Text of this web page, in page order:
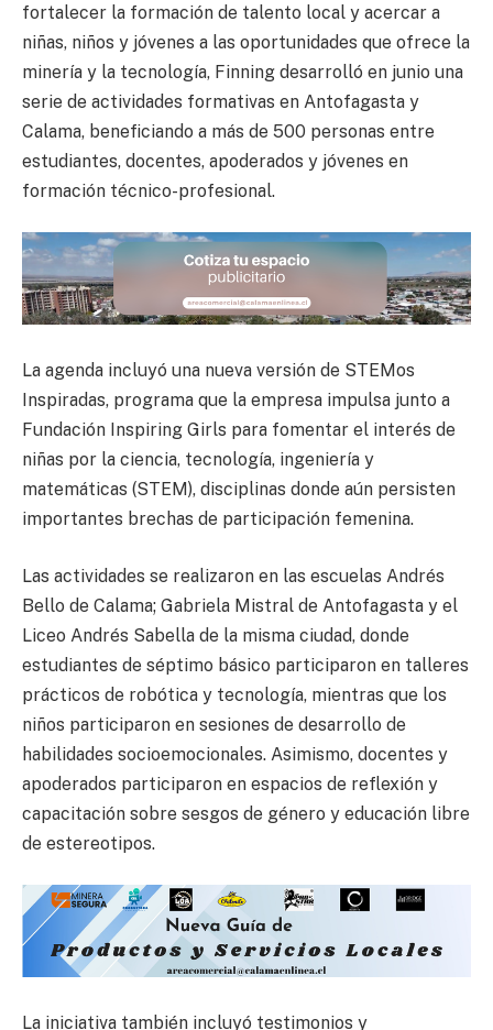
fortalecer la formación de talento local y acercar a
niñas, niños y jóvenes a las oportunidades que ofrece la
minería y la tecnología, Finning desarrolló en junio una
serie de actividades formativas en Antofagasta y
Calama, beneficiando a más de 500 personas entre
estudiantes, docentes, apoderados y jóvenes en
formación técnico-profesional.
La agenda incluyó una nueva versión de STEMos
Inspiradas, programa que la empresa impulsa junto a
Fundación Inspiring Girls para fomentar el interés de
niñas por la ciencia, tecnología, ingeniería y
matemáticas (STEM), disciplinas donde aún persisten
importantes brechas de participación femenina.
Las actividades se realizaron en las escuelas Andrés
Bello de Calama; Gabriela Mistral de Antofagasta y el
Liceo Andrés Sabella de la misma ciudad, donde
estudiantes de séptimo básico participaron en talleres
prácticos de robótica y tecnología, mientras que los
niños participaron en sesiones de desarrollo de
habilidades socioemocionales. Asimismo, docentes y
apoderados participaron en espacios de reflexión y
capacitación sobre sesgos de género y educación libre
de estereotipos.
La iniciativa también incluyó testimonios y